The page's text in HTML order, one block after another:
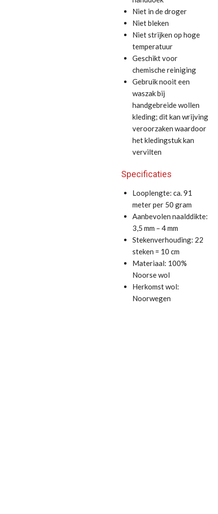
Niet in de droger
Niet bleken
Niet strijken op hoge
temperatuur
Geschikt voor
chemische reiniging
Gebruik nooit een
waszak bij
handgebreide wollen
kleding; dit kan wrijving
veroorzaken waardoor
het kledingstuk kan
vervilten
Specificaties
Looplengte: ca. 91
meter per 50 gram
Aanbevolen naalddikte:
3,5 mm – 4 mm
Stekenverhouding: 22
steken = 10 cm
Materiaal: 100%
Noorse wol
Herkomst wol:
Noorwegen